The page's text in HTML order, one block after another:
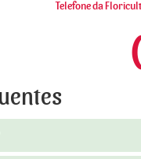
Telefone da